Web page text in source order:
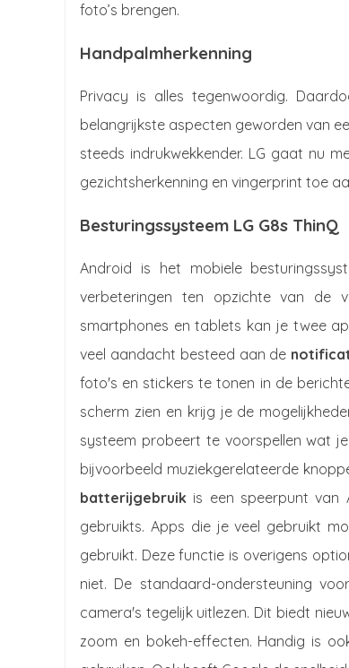
foto’s brengen.
Handpalmherkenning
Privacy is alles tegenwoordig.
belangrijkste aspecten geworden van
steeds indrukwekkender. LG gaat nu
gezichtsherkenning en vingerprint toe
Besturingssysteem LG G8s ThinQ
Android is het mobiele
verbeteringen ten opzichte van de
smartphones en tablets kan je twee
veel aandacht besteed aan de
foto's en stickers te tonen in de
scherm zien en krijg je de
systeem probeert te voorspellen wat
bijvoorbeeld muziekgerelateerde
batterijgebruik is een speerpunt van
gebruikts. Apps die je veel gebruikt
gebruikt. Deze functie is overigens
niet. De standaard-ondersteuning voor
camera's tegelijk uitlezen. Dit biedt
zoom en bokeh-effecten. Handig is